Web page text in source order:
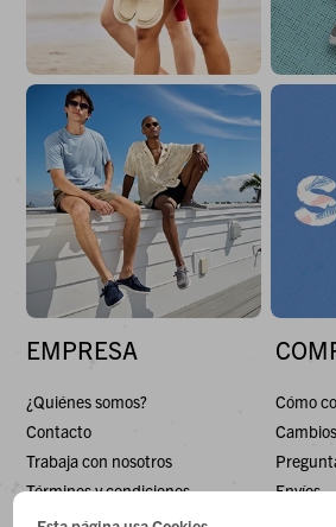
EMPRESA
¿Quiénes somos?
Contacto
Trabaja con nosotros
Términos y condiciones
Cómo
Envíos